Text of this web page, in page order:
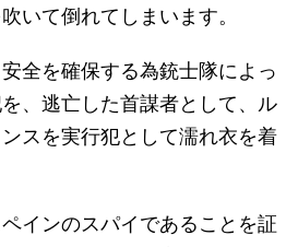
いて倒れてしまいます。
全を確保する為銃士隊によっ
、逃亡した首謀者として、ル
スを実行犯として濡れ衣を着
インのスパイであることを証